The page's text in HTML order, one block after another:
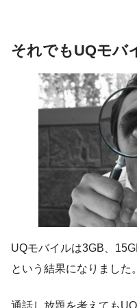
それでもUQモバ
UQモバイルは3GB、
という結果になりました。
通話し放題を考えても